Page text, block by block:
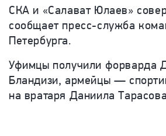
СКА и «Салават Юлаев»
сообщает пресс-служба
Петербурга.
Уфимцы получили форварда
Бландизи, армейцы —
на вратаря Даниила